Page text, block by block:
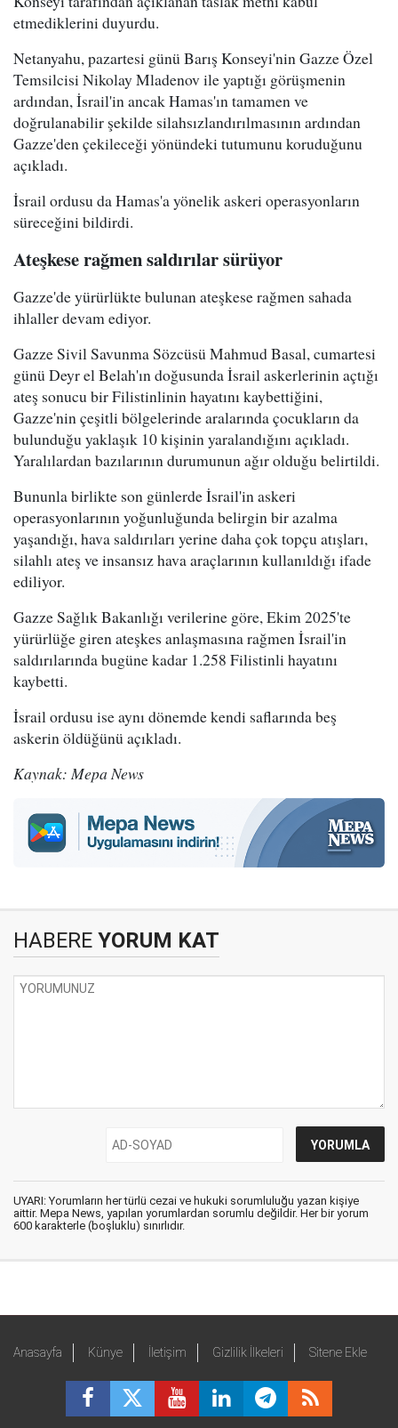
etmediklerini duyurdu.
Netanyahu, pazartesi günü Barış Konseyi'nin Gazze Özel
Temsilcisi Nikolay Mladenov ile yaptığı görüşmenin
ardından, İsrail'in ancak Hamas'ın tamamen ve
doğrulanabilir şekilde silahsızlandırılmasının ardından
Gazze'den çekileceği yönündeki tutumunu koruduğunu
açıkladı.
İsrail ordusu da Hamas'a yönelik askeri operasyonların
süreceğini bildirdi.
Ateşkese rağmen saldırılar sürüyor
Gazze'de yürürlükte bulunan ateşkese rağmen sahada
ihlaller devam ediyor.
Gazze Sivil Savunma Sözcüsü Mahmud Basal, cumartesi
günü Deyr el Belah'ın doğusunda İsrail askerlerinin açtığı
ateş sonucu bir Filistinlinin hayatını kaybettiğini,
Gazze'nin çeşitli bölgelerinde aralarında çocukların da
bulunduğu yaklaşık 10 kişinin yaralandığını açıkladı.
Yaralılardan bazılarının durumunun ağır olduğu belirtildi.
Bununla birlikte son günlerde İsrail'in askeri
operasyonlarının yoğunluğunda belirgin bir azalma
yaşandığı, hava saldırıları yerine daha çok topçu atışları,
silahlı ateş ve insansız hava araçlarının kullanıldığı ifade
ediliyor.
Gazze Sağlık Bakanlığı verilerine göre, Ekim 2025'te
yürürlüğe giren ateşkes anlaşmasına rağmen İsrail'in
saldırılarında bugüne kadar 1.258 Filistinli hayatını
kaybetti.
İsrail ordusu ise aynı dönemde kendi saflarında beş
askerin öldüğünü açıkladı.
Kaynak: Mepa News
HABERE YORUM KAT
UYARI: Yorumların her türlü cezai ve hukuki sorumluluğu yazan kişiye
aittir. Mepa News, yapılan yorumlardan sorumlu değildir. Her bir yorum
600 karakterle (boşluklu) sınırlıdır.
Anasayfa Künye İletişim Gizlilik İlkeleri Sitene Ekle